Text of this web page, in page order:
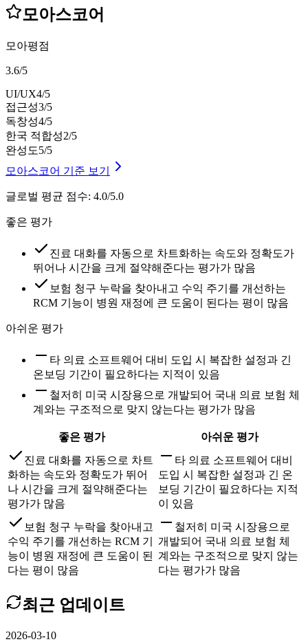
모아스코어
모아평점
3.6/5
UI/UX4/5
접근성3/5
독창성4/5
한국 적합성2/5
완성도5/5
모아스코어 기준 보기
글로벌 평균 점수: 4.0/5.0
좋은 평가
진료 대화를 자동으로 차트화하는 속도와 정확도가
뛰어나 시간을 크게 절약해준다는 평가가 많음
보험 청구 누락을 찾아내고 수익 주기를 개선하는
RCM 기능이 병원 재정에 큰 도움이 된다는 평이 많음
아쉬운 평가
타 의료 소프트웨어 대비 도입 시 복잡한 설정과 긴
온보딩 기간이 필요하다는 지적이 있음
철저히 미국 시장용으로 개발되어 국내 의료 보험 체
계와는 구조적으로 맞지 않는다는 평가가 많음
좋은 평가
아쉬운 평가
진료 대화를 자동으로 차트
화하는 속도와 정확도가 뛰어
나 시간을 크게 절약해준다는
평가가 많음
타 의료 소프트웨어 대비
도입 시 복잡한 설정과 긴 온
보딩 기간이 필요하다는 지적
이 있음
보험 청구 누락을 찾아내고
수익 주기를 개선하는 RCM 기
능이 병원 재정에 큰 도움이 된
다는 평이 많음
철저히 미국 시장용으로
개발되어 국내 의료 보험 체
계와는 구조적으로 맞지 않는
다는 평가가 많음
최근 업데이트
2026-03-10